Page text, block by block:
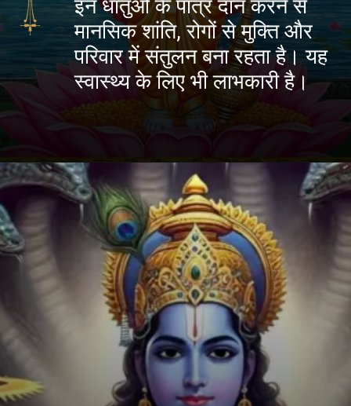
इन धातुओं के पात्र दान करने से
मानसिक शांति, रोगों से मुक्ति और
परिवार में संतुलन बना रहता है। यह
स्वास्थ्य के लिए भी लाभकारी है।